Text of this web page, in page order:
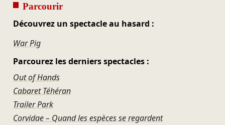
Parcourir
Découvrez un spectacle au hasard :
War Pig
Parcourez les derniers spectacles :
Out of Hands
Cabaret Téhéran
Trailer Park
Corvidae – Quand les espèces se regardent